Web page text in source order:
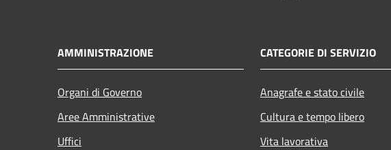
AMMINISTRAZIONE
Organi di Governo
Aree Amministrative
Uffici
CATEGORIE DI SERVIZIO
Anagrafe e stato civile
Cultura e tempo libero
Vita lavorativa